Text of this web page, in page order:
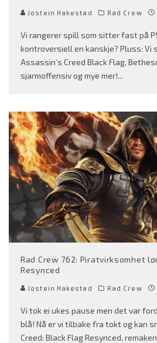
Jostein Hakestad Rad Crew
Vi rangerer spill som sitter fast på
kontroversiell en kanskje? Pluss: Vi
Assassin’s Creed Black Flag,
sjarmoffensiv og mye mer!...
Rad Crew 762: Piratvirksomhet
Resynced
Jostein Hakestad Rad Crew
Vi tok ei ukes pause men det var
blå! Nå er vi tilbake fra tokt og kan
Creed: Black Flag Resynced,